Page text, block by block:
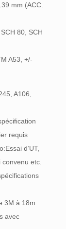
mm (ACC.
80, SCH
A53, +/-
A106,
requis
d’UT,
etc.
3M à 18m
avec